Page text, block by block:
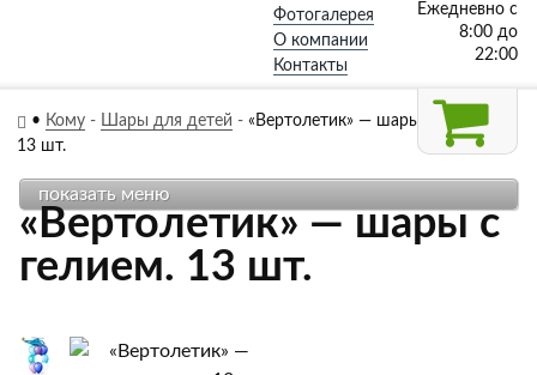
Фотогалерея
О компании
Контакты
Ежедневно с
8:00 до
22:00
• Кому- Шары для детей - «Вертолетик» — шары с гелием.
13 шт.
«Вертолетик» — шары с
гелием. 13 шт.
показать меню